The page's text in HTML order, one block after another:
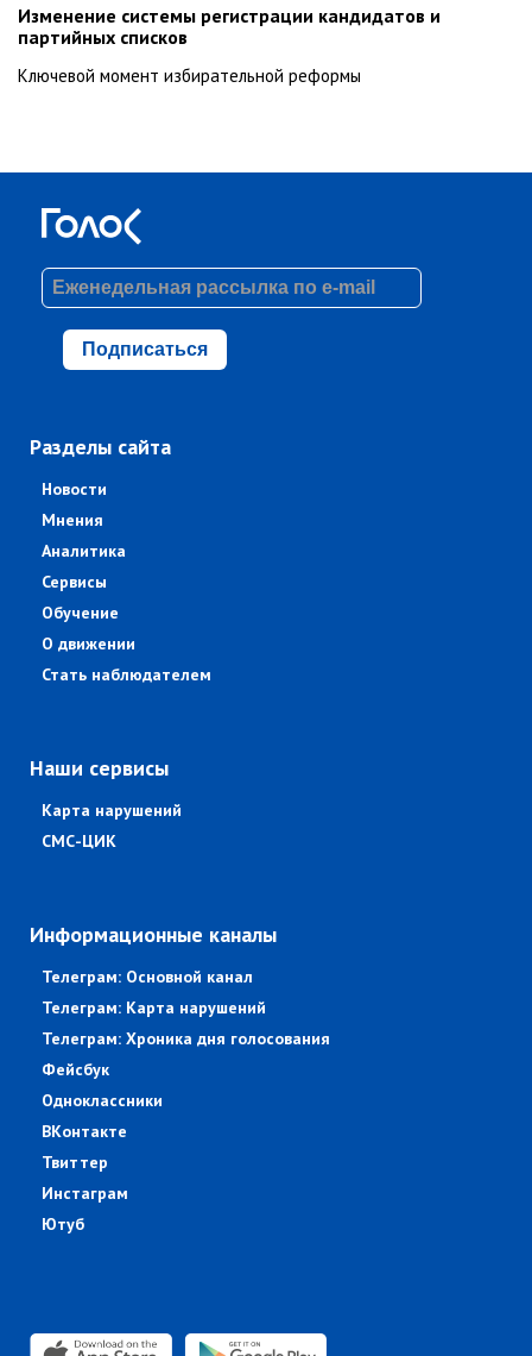
Изменение системы регистрации кандидатов и
партийных списков
Ключевой момент избирательной реформы
Подписаться
Разделы сайта
Новости
Мнения
Аналитика
Сервисы
Обучение
О движении
Стать наблюдателем
Наши сервисы
Карта нарушений
СМС-ЦИК
Информационные каналы
Телеграм: Основной канал
Телеграм: Карта нарушений
Телеграм: Хроника дня голосования
Фейсбук
Одноклассники
ВКонтакте
Твиттер
Инстаграм
Ютуб